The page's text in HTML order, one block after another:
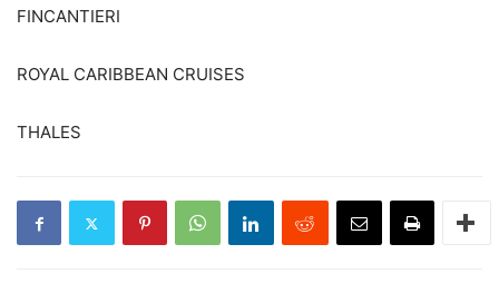
FINCANTIERI
ROYAL CARIBBEAN CRUISES
THALES